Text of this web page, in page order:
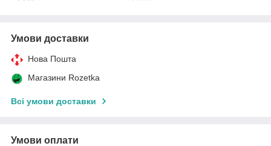
Умови доставки
Нова Пошта
Магазини Rozetka
Всі умови доставки
Умови оплати